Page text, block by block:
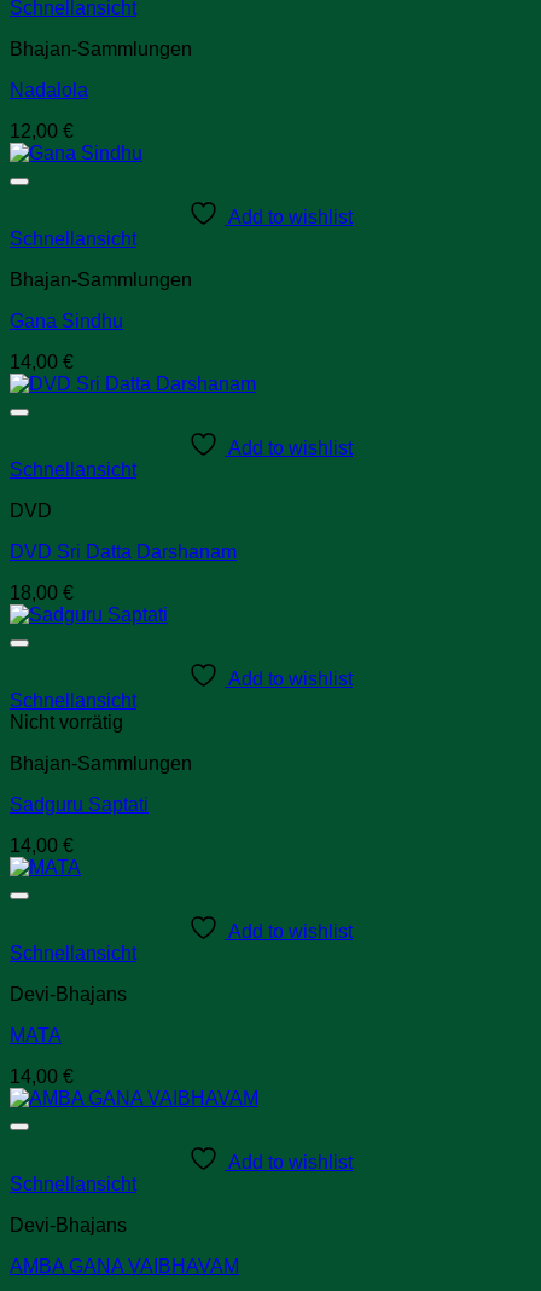
Schnellansicht
Bhajan-Sammlungen
Nadalola
12,00 €
Add to wishlist
Schnellansicht
Bhajan-Sammlungen
Gana Sindhu
14,00 €
Add to wishlist
Schnellansicht
DVD
DVD Sri Datta Darshanam
18,00 €
Add to wishlist
Schnellansicht
Nicht vorrätig
Bhajan-Sammlungen
Sadguru Saptati
14,00 €
Add to wishlist
Schnellansicht
Devi-Bhajans
MATA
14,00 €
Add to wishlist
Schnellansicht
Devi-Bhajans
AMBA GANA VAIBHAVAM